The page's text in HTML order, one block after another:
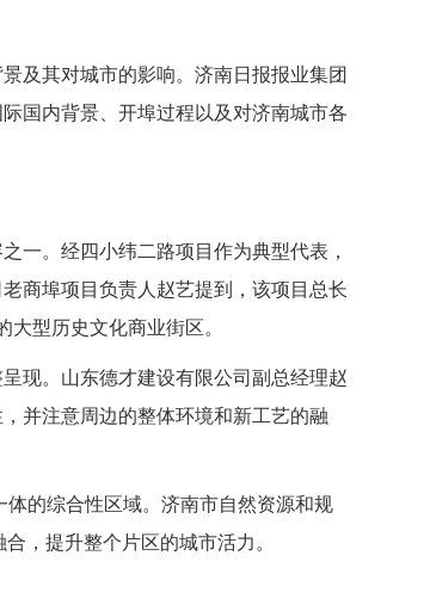
及其对城市的影响。济南日报报业集团
国内背景、开埠过程以及对济南城市各
一。经四小纬二路项目作为典型代表，
商埠项目负责人赵艺提到，该项目总长
型历史文化商业街区。
现。山东德才建设有限公司副总经理赵
并注意周边的整体环境和新工艺的融
的综合性区域。济南市自然资源和规
，提升整个片区的城市活力。